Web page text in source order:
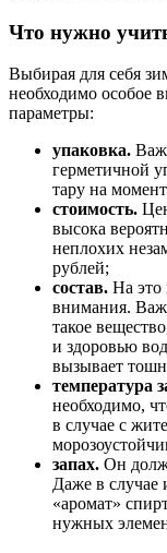
Что нужно
Выбирая для себя
необходимо особое
параметры:
упаковка.
герметичной
тару на
стоимость.
высока
неплохих
рублей;
состав. На это
внимания.
такое
и здоровью
вызывает
температура
необходимо,
в случае с
запах. Он
Даже в случае
«аромат»
нужных